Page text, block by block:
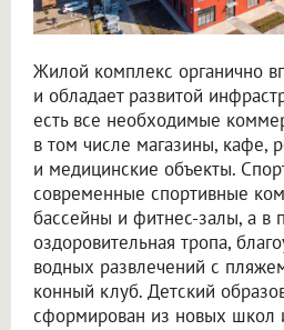
Жилой комплекс органично
и обладает развитой
есть все необходимые
в том числе магазины, кафе,
и медицинские объекты.
современные спортивные
бассейны и фитнес-залы, а в
оздоровительная тропа,
водных развлечений с
конный клуб. Детский
сформирован из новых школ